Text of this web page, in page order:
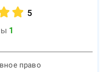
5
1
право